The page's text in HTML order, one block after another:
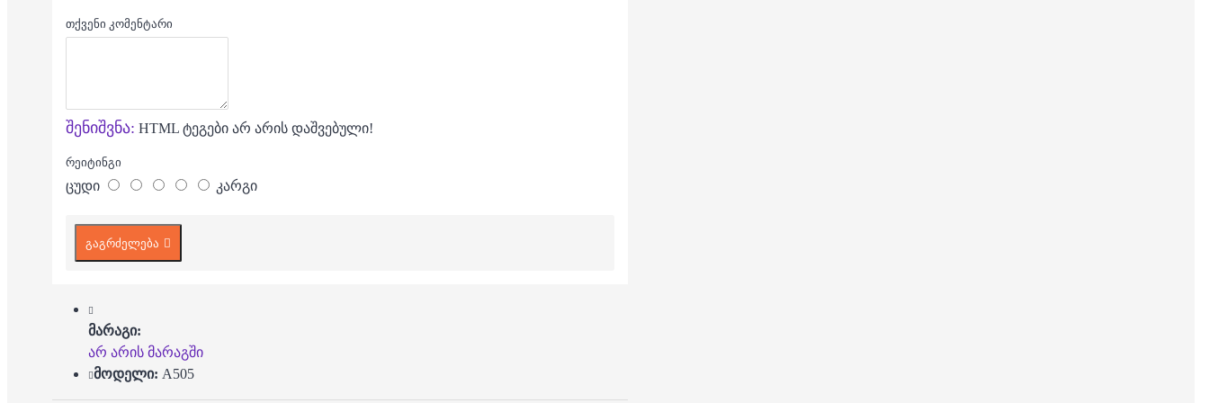
თქვენი კომენტარი
შენიშვნა: HTML ტეგები არ არის დაშვებული!
რეიტინგი
ცუდი კარგი
გაგრძელება
მარაგი:
არ არის მარაგში
მოდელი: A505